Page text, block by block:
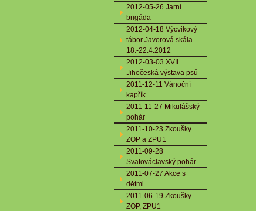
2012-05-26 Jarní
brigáda
2012-04-18 Výcvikový
tábor Javorová skála
18.-22.4.2012
2012-03-03 XVII.
Jihočeská výstava psů
2011-12-11 Vánoční
kapřík
2011-11-27 Mikulášský
pohár
2011-10-23 Zkoušky
ZOP a ZPU1
2011-09-28
Svatováclavský pohár
2011-07-27 Akce s
dětmi
2011-06-19 Zkoušky
ZOP, ZPU1